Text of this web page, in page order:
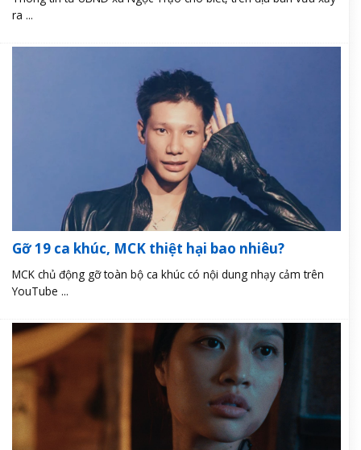
ra ...
Gỡ 19 ca khúc, MCK thiệt hại bao nhiêu?
MCK chủ động gỡ toàn bộ ca khúc có nội dung nhạy cảm trên
YouTube ...